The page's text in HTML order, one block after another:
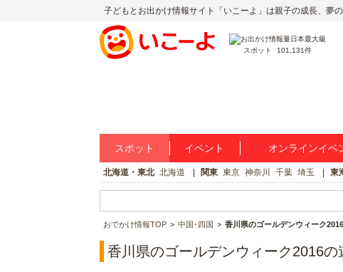
子どもとお出かけ情報サイト「いこーよ」は親子の成長、夢
スポット 101,131件
スポット イベント オンラインイベ
北海道・東北 北海道 関東 東京 神奈川 千葉 埼玉 東
おでかけ情報TOP 中国･四国 香川県のゴールデンウィーク
香川県のゴールデンウィーク2016の